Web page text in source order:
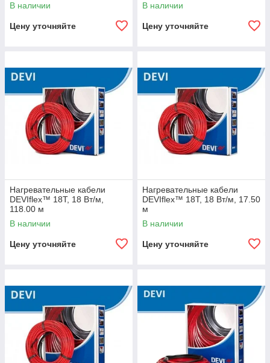
В наличии
Цену уточняйте
В наличии
Цену уточняйте
Нагревательные кабели
DEVIflex™ 18T, 18 Вт/м,
118.00 м
В наличии
Цену уточняйте
Нагревательные кабели
DEVIflex™ 18T, 18 Вт/м, 17.50
м
В наличии
Цену уточняйте